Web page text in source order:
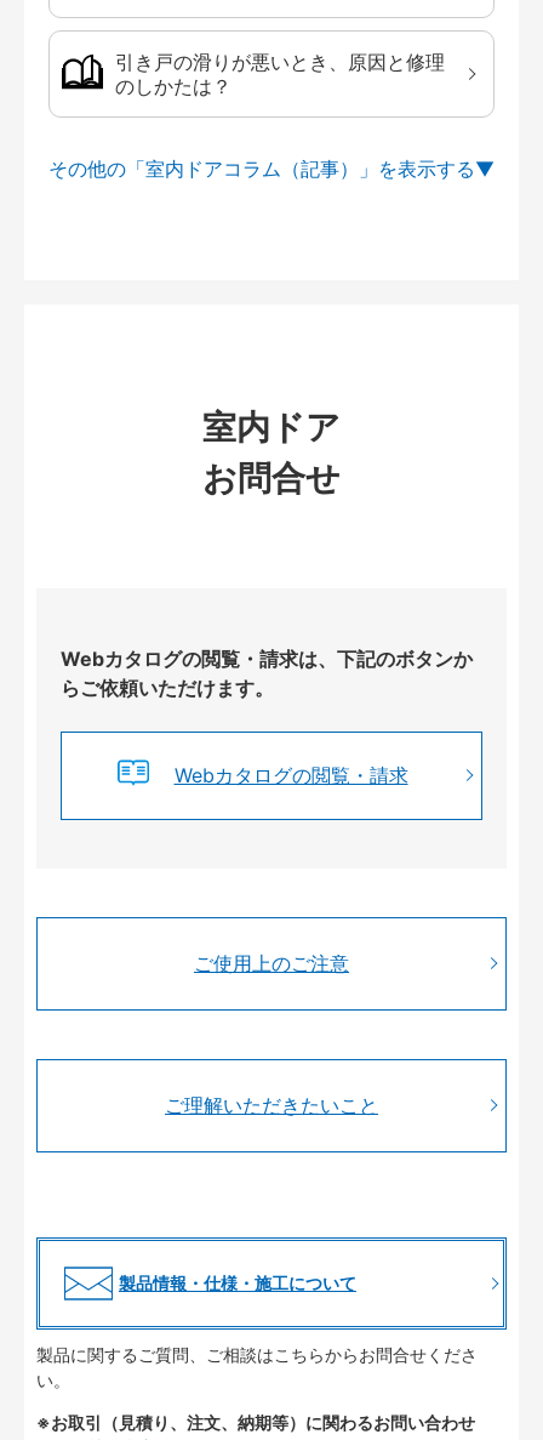
引き戸の滑りが悪いとき、原因と修理
のしかたは？
その他の「室内ドアコラム（記事）」を
室内ドア
お問合せ
Webカタログの閲覧・請求は、下記のボタンか
らご依頼いただけます。
Webカタログの閲覧・請求
ご使用上のご注意
ご理解いただきたいこと
製品情報・仕様・施工について
製品に関するご質問、ご相談はこちらからお問合せくださ
い。
※お取引（見積り、注文、納期等）に関わるお問い合わせ